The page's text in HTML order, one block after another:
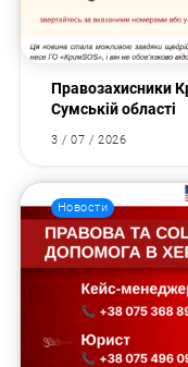
Правозахисники
Сумській області
3 / 07 / 2026
Новости